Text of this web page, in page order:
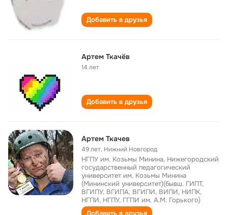
Добавить в друзья
Артем Ткачёв
14 лет
Добавить в друзья
Артем Ткачев
49 лет, Нижний Новгород
НГПУ им. Козьмы Минина, Нижегородский
государственный педагогический
университет им. Козьмы Минина
(Мининский университет)(бывш. ГИПТ,
ВГИПУ, ВГИПА, ВГИПИ, ВИПИ, НИПК,
НГПИ, НГПУ, ГГПИ им. А.М. Горького)
Добавить в друзья